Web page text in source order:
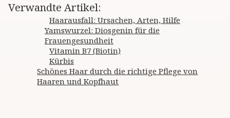
Verwandte Artikel:
Haarausfall: Ursachen, Arten, Hilfe
Yamswurzel: Diosgenin für die
Frauengesundheit
Vitamin B7 (Biotin)
Kürbis
Schönes Haar durch die richtige Pflege von
Haaren und Kopfhaut